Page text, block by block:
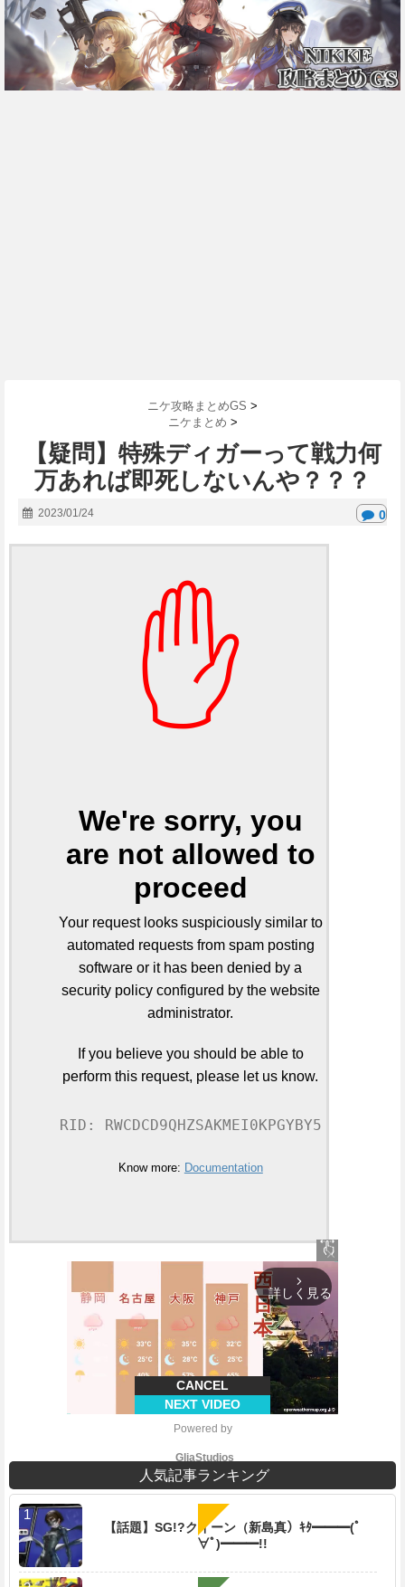
ニケ攻略まとめGS >
ニケまとめ >
【疑問】特殊ディガーって戦力何
万あれば即死しないんや？？？
2023/01/24 0
✋
We're sorry, you
are not allowed to
proceed
Your request looks suspiciously similar to
automated requests from spam posting
software or it has been denied by a
security policy configured by the website
administrator.
If you believe you should be able to
perform this request, please let us know.
RID: RWCDCD9QHZSAKMEI0KPGYBY5
Know more: Documentation
close
arrow_forward_ios
詳しく見る
CANCEL
NEXT VIDEO
Powered by
GliaStudios
人気記事ランキング
【話題】SG!?クイーン（新島真）ｷﾀ━━━(ﾟ
∀ﾟ)━━━!!